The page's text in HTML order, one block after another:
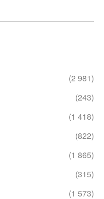
(2 981)
(243)
(1 418)
(822)
(1 865)
(315)
(1 573)